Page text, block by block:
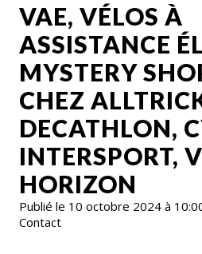
VAE, VÉLOS À
ASSISTANCE
MYSTERY
CHEZ
DECATHLON,
INTERSPORT,
HORIZON
Publié le 10 octobre 2024 à
Contact